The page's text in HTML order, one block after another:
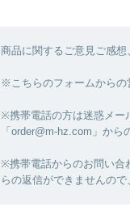
商品に関するご意見ご感想
※こちらのフォームからの
※携帯電話の方は迷惑メー
「order@m-hz.com」か
※携帯電話からのお問い合
らの返信ができませんので